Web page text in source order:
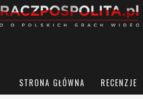
STRONA GŁÓWNA RECENZJE